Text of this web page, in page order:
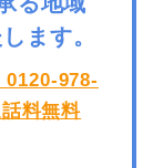
ます。